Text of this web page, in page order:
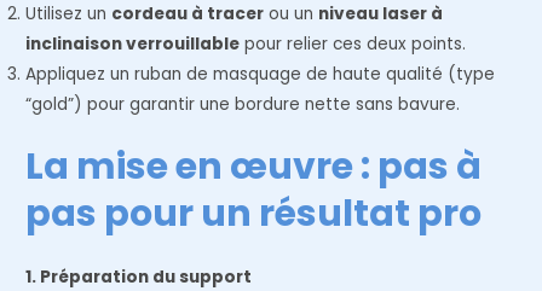
Utilisez un cordeau à tracer ou un niveau laser à
inclinaison verrouillable pour relier ces deux points.
Appliquez un ruban de masquage de haute qualité (type
“gold”) pour garantir une bordure nette sans bavure.
La mise en œuvre : pas à
pas pour un résultat pro
1. Préparation du support